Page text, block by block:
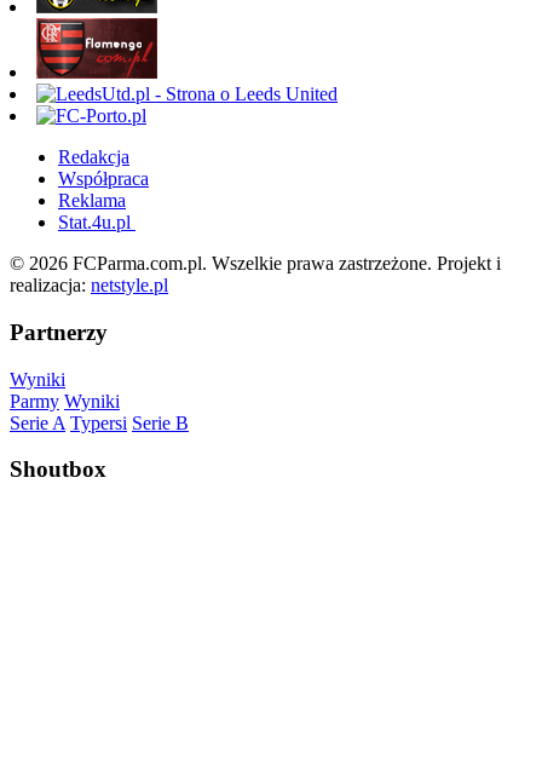
Redakcja
Współpraca
Reklama
Stat.4u.pl
© 2026 FCParma.com.pl. Wszelkie prawa zastrzeżone. Projekt i
realizacja: netstyle.pl
Partnerzy
Wyniki
Parmy Wyniki
Serie A Typersi Serie B
Shoutbox